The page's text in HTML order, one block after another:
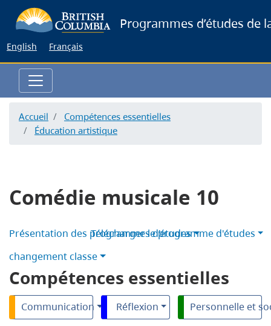
to
Programmes d’études de
English Français
Accueil
Compétences essentielles
Éducation artistique
Comédie musicale 10
Télécharger le programme d'études
Présentation des programmes d’études
changement classe
Compétences essentielles
Communication Réflexion Personnelle et